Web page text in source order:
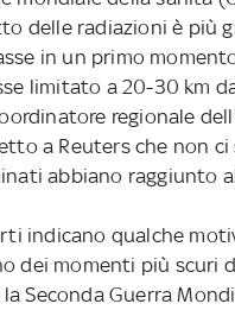
delle radiazioni è più
in un primo
limitato a 20-30 km
regionale
a Reuters che non ci
abbiano raggiunto
indicano qualche
dei momenti più scuri
Seconda Guerra